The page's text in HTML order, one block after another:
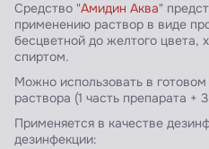
Средство "Амидин Аква"
применению раствор в виде
бесцветной до желтого цвета,
спиртом.
Можно использовать в
раствора (1 часть препарата +
Применяется в качестве
дезинфекции: